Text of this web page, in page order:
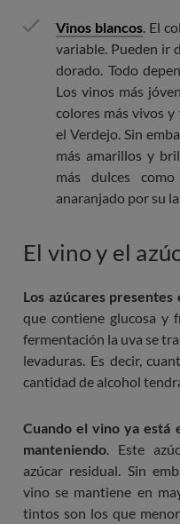
Vinos blancos. El
variable. Pueden ir
dorado. Todo
Los vinos más
colores más vivos y
el Verdejo. Sin
más amarillos y
más dulces
anaranjado por su
El vino y el
Los azúcares
que contiene glucosa y
fermentación la uva se
levaduras. Es decir,
cantidad de alcohol
Cuando el vino ya está
manteniendo . Este
azúcar residual. Sin
vino se mantiene en
tintos son los que